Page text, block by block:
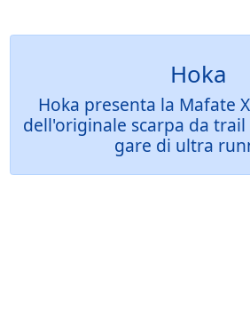
Hoka
Hoka presenta la Mafate
dell'originale scarpa da
gare di ultra